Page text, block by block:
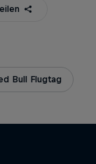
Bull Flugtag